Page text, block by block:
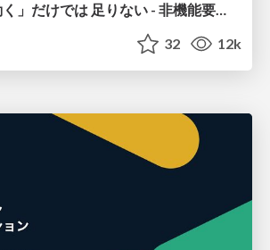
システムは「動く」だけでは 足りない - 非機能要件・分散システム・トレードオフの基礎
32 12k